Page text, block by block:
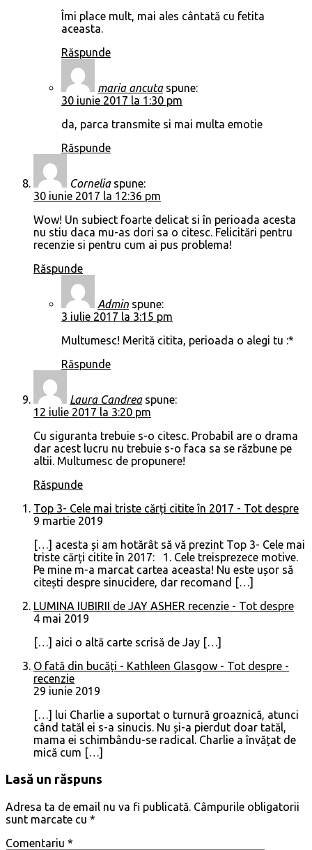
Îmi place mult, mai ales cântată cu fetita
aceasta.
Răspunde
maria ancuta spune:
30 iunie 2017 la 1:30 pm
da, parca transmite si mai multa emotie
Răspunde
Cornelia spune:
30 iunie 2017 la 12:36 pm
Wow! Un subiect foarte delicat si în perioada acesta
nu stiu daca mu-as dori sa o citesc. Felicitări pentru
recenzie si pentru cum ai pus problema!
Răspunde
Admin spune:
3 iulie 2017 la 3:15 pm
Multumesc! Merită citita, perioada o alegi tu :*
Răspunde
Laura Candrea spune:
12 iulie 2017 la 3:20 pm
Cu siguranta trebuie s-o citesc. Probabil are o drama
dar acest lucru nu trebuie s-o faca sa se răzbune pe
altii. Multumesc de propunere!
Răspunde
Top 3- Cele mai triste cărți citite în 2017 - Tot despre
9 martie 2019
[…] acesta și am hotărât să vă prezint Top 3- Cele mai
triste cărți citite în 2017: 1. Cele treisprezece motive.
Pe mine m-a marcat cartea aceasta! Nu este ușor să
citești despre sinucidere, dar recomand […]
LUMINA IUBIRII de JAY ASHER recenzie - Tot despre
4 mai 2019
[…] aici o altă carte scrisă de Jay […]
O fată din bucăți - Kathleen Glasgow - Tot despre -
recenzie
29 iunie 2019
[…] lui Charlie a suportat o turnură groaznică, atunci
când tatăl ei s-a sinucis. Nu și-a pierdut doar tatăl,
mama ei schimbându-se radical. Charlie a învățat de
mică cum […]
Lasă un răspuns
Adresa ta de email nu va fi publicată. Câmpurile obligatorii
sunt marcate cu *
Comentariu *